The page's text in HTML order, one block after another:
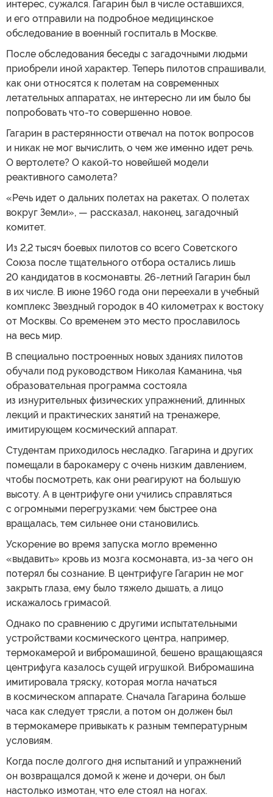
интерес, сужался. Гагарин был в числе оставшихся,
и его отправили на подробное медицинское
обследование в военный госпиталь в Москве.
После обследования беседы с загадочными людьми
приобрели иной характер. Теперь пилотов спрашивали,
как они относятся к полетам на современных
летательных аппаратах, не интересно ли им было бы
попробовать что-то совершенно новое.
Гагарин в растерянности отвечал на поток вопросов
и никак не мог вычислить, о чем же именно идет речь.
О вертолете? О какой-то новейшей модели
реактивного самолета?
«Речь идет о дальних полетах на ракетах. О полетах
вокруг Земли», — рассказал, наконец, загадочный
комитет.
Из 2,2 тысяч боевых пилотов со всего Советского
Союза после тщательного отбора остались лишь
20 кандидатов в космонавты. 26-летний Гагарин был
в их числе. В июне 1960 года они переехали в учебный
комплекс Звездный городок в 40 километрах к востоку
от Москвы. Со временем это место прославилось
на весь мир.
В специально построенных новых зданиях пилотов
обучали под руководством Николая Каманина, чья
образовательная программа состояла
из изнурительных физических упражнений, длинных
лекций и практических занятий на тренажере,
имитирующем космический аппарат.
Студентам приходилось несладко. Гагарина и других
помещали в барокамеру с очень низким давлением,
чтобы посмотреть, как они реагируют на большую
высоту. А в центрифуге они учились справляться
с огромными перегрузками: чем быстрее она
вращалась, тем сильнее они становились.
Ускорение во время запуска могло временно
«выдавить» кровь из мозга космонавта, из-за чего он
потерял бы сознание. В центрифуге Гагарин не мог
закрыть глаза, ему было тяжело дышать, а лицо
искажалось гримасой.
Однако по сравнению с другими испытательными
устройствами космического центра, например,
термокамерой и вибромашиной, бешено вращающаяся
центрифуга казалось сущей игрушкой. Вибромашина
имитировала тряску, которая могла начаться
в космическом аппарате. Сначала Гагарина больше
часа как следует трясли, а потом он должен был
в термокамере привыкать к разным температурным
условиям.
Когда после долгого дня испытаний и упражнений
он возвращался домой к жене и дочери, он был
настолько измотан, что еле стоял на ногах.